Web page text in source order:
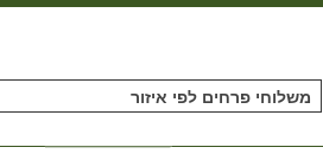
משלוחי פרחים לפי איזור